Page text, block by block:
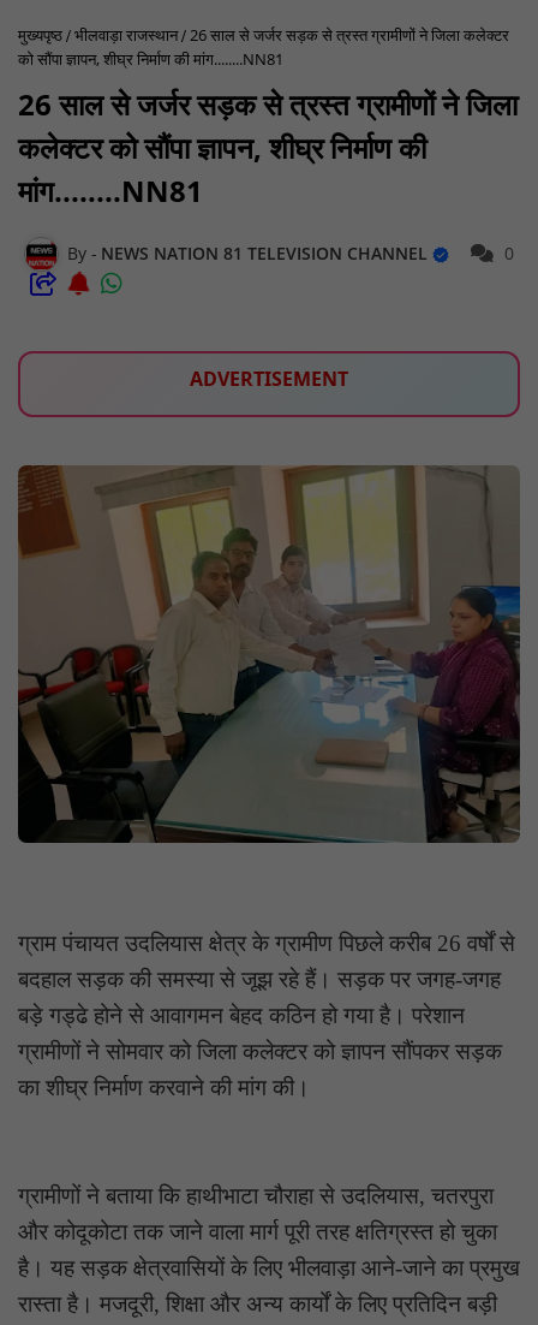
मुख्यपृष्ठ भीलवाड़ा राजस्थान 26 साल से जर्जर सड़क से त्रस्त ग्रामीणों ने जिला कलेक्टर
को सौंपा ज्ञापन, शीघ्र निर्माण की मांग........NN81
26 साल से जर्जर सड़क से त्रस्त ग्रामीणों ने जिला
कलेक्टर को सौंपा ज्ञापन, शीघ्र निर्माण की
मांग........NN81
NEWS NATION 81 TELEVISION CHANNEL 0
ADVERTISEMENT
ग्राम पंचायत उदलियास क्षेत्र के ग्रामीण पिछले करीब 26 वर्षों से
बदहाल सड़क की समस्या से जूझ रहे हैं। सड़क पर जगह-जगह
बड़े गड्ढे होने से आवागमन बेहद कठिन हो गया है। परेशान
ग्रामीणों ने सोमवार को जिला कलेक्टर को ज्ञापन सौंपकर सड़क
का शीघ्र निर्माण करवाने की मांग की।
ग्रामीणों ने बताया कि हाथीभाटा चौराहा से उदलियास, चतरपुरा
और कोदूकोटा तक जाने वाला मार्ग पूरी तरह क्षतिग्रस्त हो चुका
है। यह सड़क क्षेत्रवासियों के लिए भीलवाड़ा आने-जाने का प्रमुख
रास्ता है। मजदूरी, शिक्षा और अन्य कार्यों के लिए प्रतिदिन बड़ी